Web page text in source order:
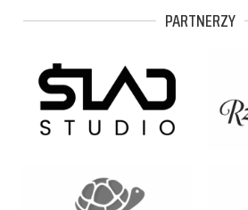
PARTNERZY